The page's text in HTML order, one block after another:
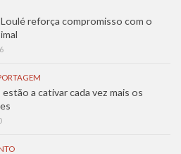
reforça compromisso com o
a cativar cada vez mais os